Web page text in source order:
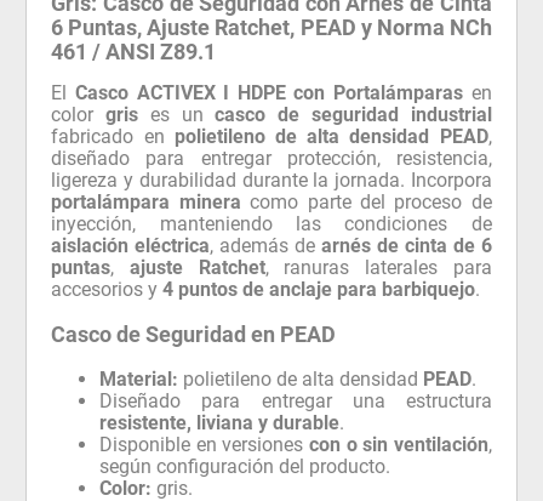
6 Puntas, Ajuste Ratchet, PEAD y Norma NCh
461 / ANSI Z89.1
ElCasco ACTIVEX I HDPE con Portalámparasen
colorgris es uncasco de seguridad industrial
fabricado en polietileno de alta densidad PEAD,
diseñado para entregar protección, resistencia,
ligereza y durabilidad durante la jornada. Incorpora
portalámpara minera como parte del proceso de
inyección, manteniendo las condiciones de
aislación eléctrica, además de arnés de cinta de 6
puntas,ajuste Ratchet, ranuras laterales para
accesorios y4 puntos de anclaje para barbiquejo.
Casco de Seguridad en PEAD
Material: polietileno de alta densidad PEAD.
Diseñado para entregar una estructura
resistente, liviana y durable.
Disponible en versiones con o sin ventilación,
según configuración del producto.
Color: gris.